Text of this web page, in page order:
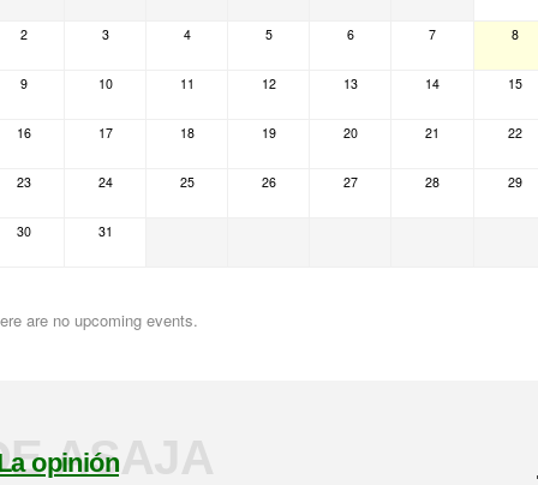
2 3 4 5 6 7 8
9 10 11 12 13 14 15
16 17 18 19 20 21 22
23 24 25 26 27 28 29
30 31
are no upcoming events.
opinión
ASAJA